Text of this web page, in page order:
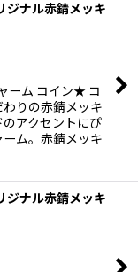
ナル赤錆メッキ
ーム コイン★ コ
りの赤錆メッキ
アクセントにぴ
ム。赤錆メッキ
ナル赤錆メッキ